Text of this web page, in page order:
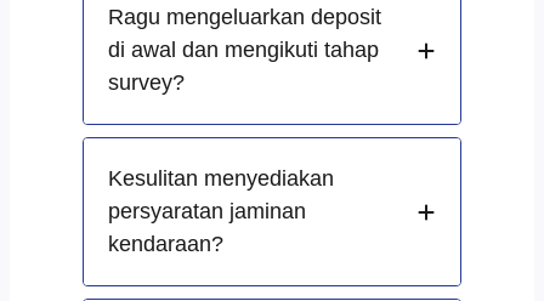
Ragu mengeluarkan deposit
di awal dan mengikuti tahap
survey?
Kesulitan menyediakan
persyaratan jaminan
kendaraan?